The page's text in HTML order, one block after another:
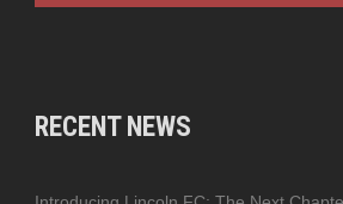
RECENT NEWS